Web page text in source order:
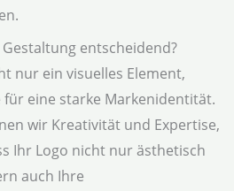
entscheidend?
nur ein visuelles Element,
eine starke Markenidentität.
wir Kreativität und Expertise,
Ihr Logo nicht nur ästhetisch
auch Ihre